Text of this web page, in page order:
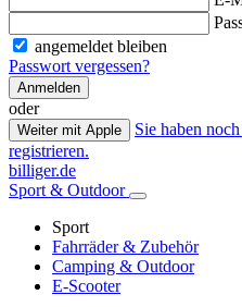
angemeldet bleiben
Passwort vergessen?
Anmelden
oder
Weiter mit Apple
Sie haben
registrieren.
billiger.de
Sport & Outdoor
Sport
Fahrräder & Zubehör
Camping & Outdoor
E-Scooter